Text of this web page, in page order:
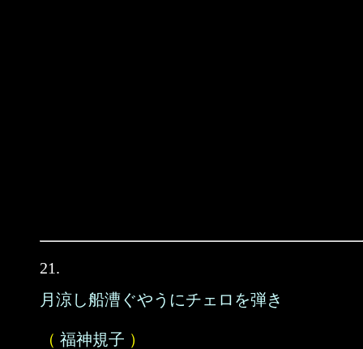
21.
月涼し船漕ぐやうにチェロを弾き
（ 福神規子 ）